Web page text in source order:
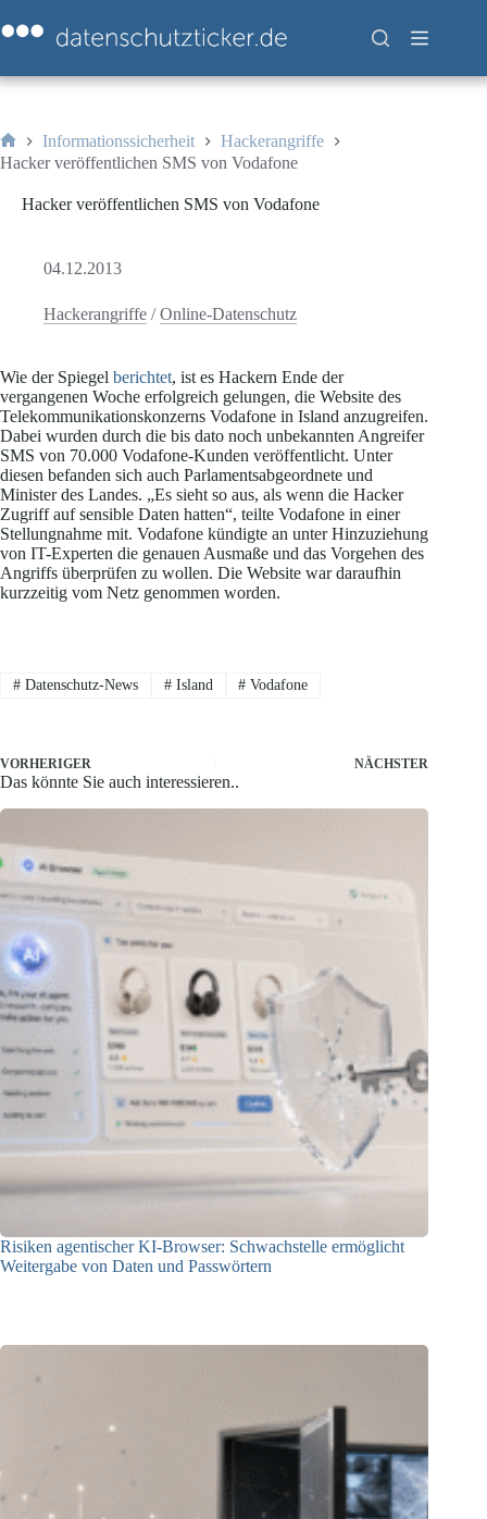
Inhalt
springen
Start
Informationssicherheit
Hackerangriffe
Hacker veröffentlichen SMS von Vodafone
Hacker veröffentlichen SMS von Vodafone
04.12.2013
Hackerangriffe /Online-Datenschutz
Wie der Spiegel berichtet, ist es Hackern Ende der
vergangenen Woche erfolgreich gelungen, die Website des
Telekommunikationskonzerns Vodafone in Island anzugreifen.
Dabei wurden durch die bis dato noch unbekannten Angreifer
SMS von 70.000 Vodafone-Kunden veröffentlicht. Unter
diesen befanden sich auch Parlamentsabgeordnete und
Minister des Landes. „Es sieht so aus, als wenn die Hacker
Zugriff auf sensible Daten hatten“, teilte Vodafone in einer
Stellungnahme mit. Vodafone kündigte an unter Hinzuziehung
von IT-Experten die genauen Ausmaße und das Vorgehen des
Angriffs überprüfen zu wollen. Die Website war daraufhin
kurzzeitig vom Netz genommen worden.
#Datenschutz-News #Island # Vodafone
VORHERIGER NÄCHSTER
Das könnte Sie auch interessieren..
Risiken agentischer KI-Browser: Schwachstelle ermöglicht
Weitergabe von Daten und Passwörtern